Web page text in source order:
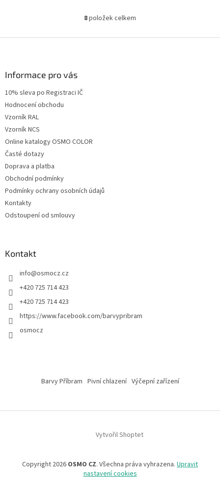
O
l
8položek celkem
Informace pro vás
10% sleva po Registraci IČ
Hodnocení obchodu
Vzorník RAL
Vzorník NCS
Online katalogy OSMO COLOR
Časté dotazy
Doprava a platba
Obchodní podmínky
Podmínky ochrany osobních údajů
Kontakty
Odstoupení od smlouvy
Kontakt
info@osmocz.cz
+420 725 714 423
+420 725 714 423
https://www.facebook.com/barvypribram
osmocz
Barvy Příbram Pivní chlazení Výčepní zařízení
Vytvořil Shoptet
Copyright 2026 OSMO CZ. Všechna práva vyhrazena. Upravit
nastavení cookies